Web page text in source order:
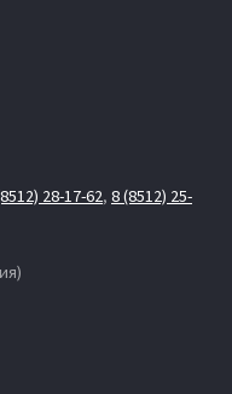
28-17-62, 8 (8512) 25-